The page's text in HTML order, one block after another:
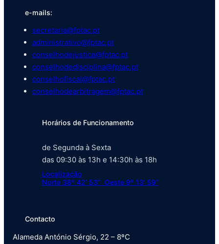
e-mails:
secretaria@fptac.pt
administrativo@fptac.pt
conselhodejustica@fptac.pt
conselhodedisciplina@fptac.pt
conselhofiscal@fptac.pt
conselhodearbitragem@fptac.pt
Horários de Funcionamento
de Segunda à Sexta
das 09:30 às 13h e 14:30h às 18h
Localização
Norte 38º 42′ 53” Oeste 9º 13′ 59”
Contacto
Alameda António Sérgio, 22 – 8ºC